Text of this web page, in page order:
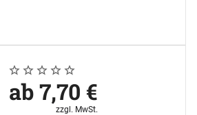
Noch keine Bewertungen abgegeben
0 Bewertungen
ab:
ab7,70 €
Steuerhinweis:
zzgl. MwSt.